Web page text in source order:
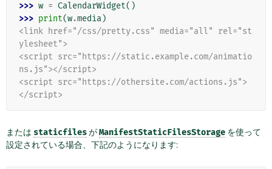
>>> w = CalendarWidget()
>>> print(w.media)
<link href="/css/pretty.css" media="all" rel="st
ylesheet">
<script src="https://static.example.com/animatio
ns.js"></script>
<script src="https://othersite.com/actions.js">
</script>
または staticfilesがManifestStaticFilesStorage を使って
設定されている場合、下記のようになります: